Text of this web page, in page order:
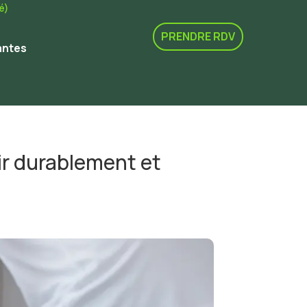
PRENDRE RDV
durablement et